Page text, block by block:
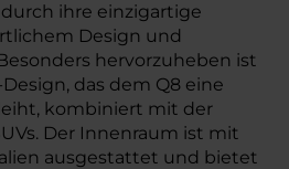
ihre einzigartige
Design und
hervorzuheben ist
das dem Q8 eine
kombiniert mit der
Der Innenraum ist mit
ausgestattet und bietet